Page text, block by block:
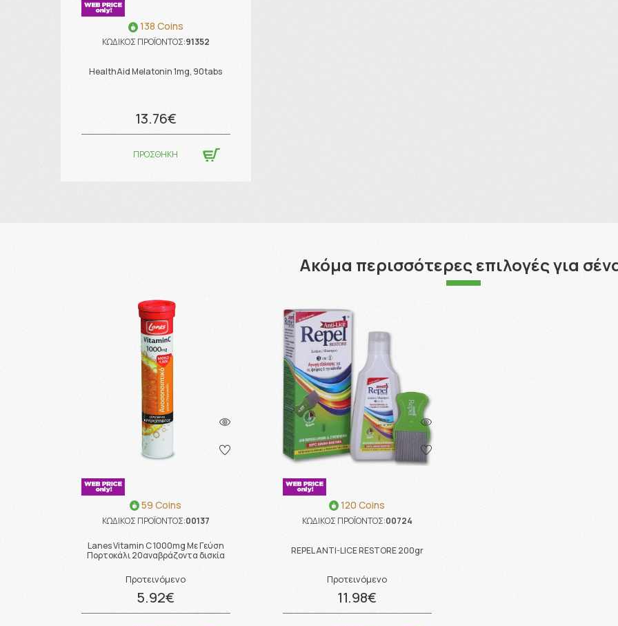
138 Coins
ΚΩΔΙΚΟΣ ΠΡΟΪΟΝΤΟΣ:91352
HealthAid Melatonin 1mg, 90tabs
13.76€
ΠΡΟΣΘΗΚΗ
Ακόμα περισσότερες επιλογές για
59 Coins
ΚΩΔΙΚΟΣ ΠΡΟΪΟΝΤΟΣ:00137
Lanes Vitamin C 1000mg Με Γεύση
Πορτοκάλι 20αναβράζοντα δισκία
Προτεινόμενο
5.92€
120 Coins
ΚΩΔΙΚΟΣ ΠΡΟΪΟΝΤΟΣ:00724
REPEL ANTI-LICE RESTORE 200gr
Προτεινόμενο
11.98€